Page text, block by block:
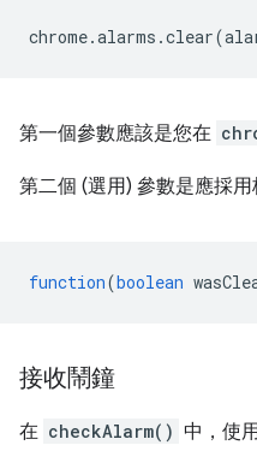
chrome.alarms .clear(
第一個參數應該是您在
第二個 (選用) 參數是應採用
function(boolean
接收鬧鐘
在 checkAlarm() 中，使